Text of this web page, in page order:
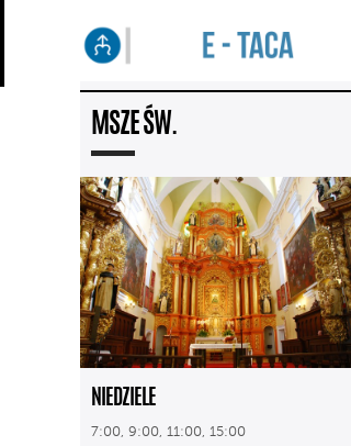
MSZE ŚW.
NIEDZIELE
7:00, 9:00, 11:00, 15:00